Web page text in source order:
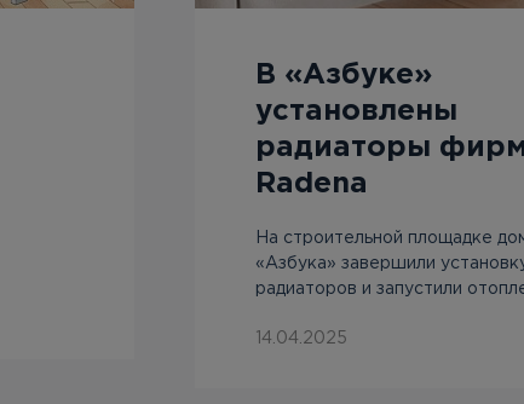
В «Азбуке»
установлены
радиаторы
Radena
На строительной площадке
«Азбука» завершили
радиаторов и запустили
14.04.2025